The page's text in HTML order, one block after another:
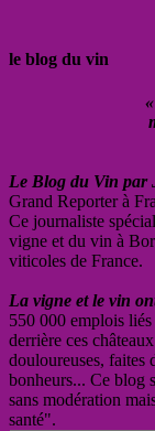
le blog du vin
Le Blog du Vin par
Grand Reporter à
Ce journaliste
vigne et du vin à
viticoles de France.
La vigne et le vin
550 000 emplois
derrière ces
douloureuses, faites
bonheurs... Ce blog
sans modération
santé".